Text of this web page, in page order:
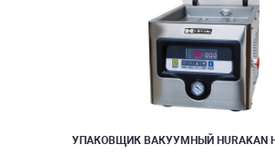
УПАКОВЩИК ВАКУУМНЫЙ HURAKAN